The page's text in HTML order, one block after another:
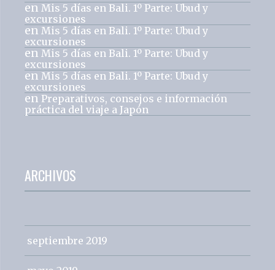
en Mis 5 días en Bali. 1º Parte: Ubud y
excursiones
en Mis 5 días en Bali. 1º Parte: Ubud y
excursiones
en Mis 5 días en Bali. 1º Parte: Ubud y
excursiones
en Mis 5 días en Bali. 1º Parte: Ubud y
excursiones
en Preparativos, consejos e información
práctica del viaje a Japón
ARCHIVOS
septiembre 2019